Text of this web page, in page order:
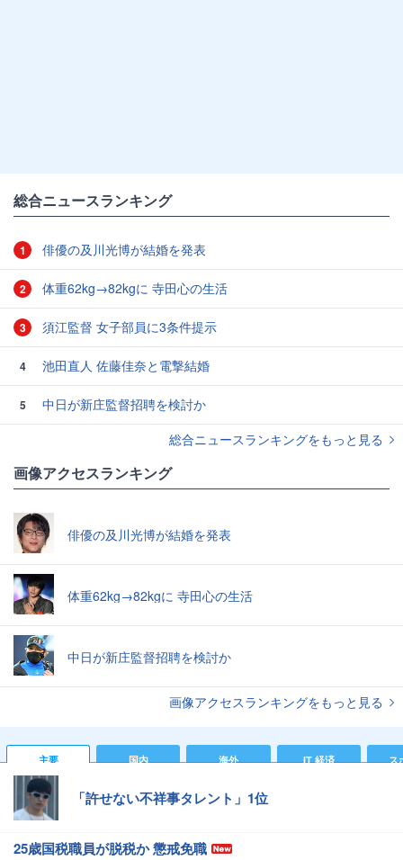
総合ニュースランキング
1 俳優の及川光博が結婚を発表
2 体重62kg→82kgに 寺田心の生活
3 須江監督 女子部員に3条件提示
4 池田直人 佐藤佳奈と電撃結婚
5
中日が新庄監督招聘を検討か
総合ニュースランキングをもっと見る
画像アクセスランキング
俳優の及川光博が結婚を発表
体重62kg→82kgに 寺田心の生活
中日が新庄監督招聘を検討か
画像アクセスランキングをもっと見る
主要 国内 海外 IT 経済 ス
「許せない不祥事タレント」1位
25歳国税職員が脱税か 懲戒免職